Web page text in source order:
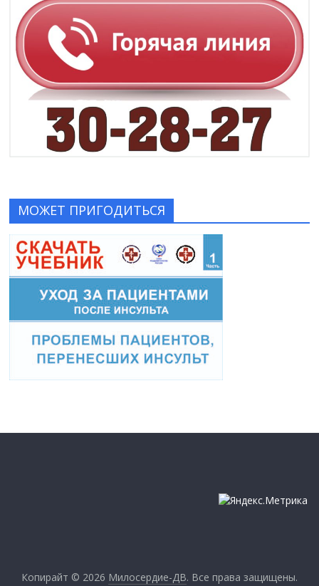
МОЖЕТ ПРИГОДИТЬСЯ
Копирайт © 2026 Милосердие-ДВ. Все права защищены.